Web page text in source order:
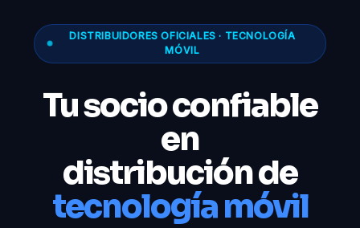
DISTRIBUIDORES OFICIALES · TECNOLOGÍA
MÓVIL
Tu socio confiable
en
distribución de
tecnología móvil